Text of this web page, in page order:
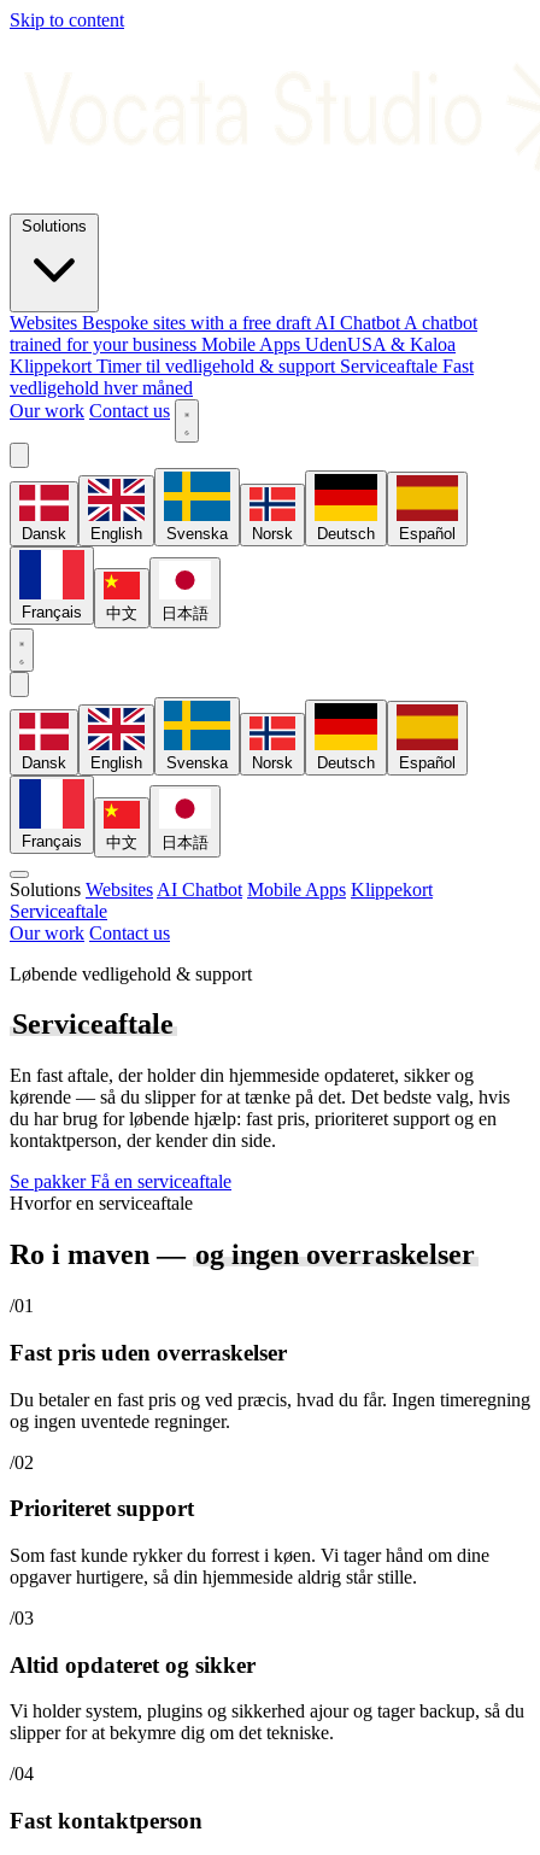
Skip to content
Solutions
Websites Bespoke sites with a free draft AI Chatbot A chatbot
trained for your business Mobile Apps UdenUSA & Kaloa
Klippekort Timer til vedligehold & support Serviceaftale Fast
vedligehold hver måned
Our work Contact us
Dansk English Svenska Norsk Deutsch Español
Français 中文 日本語
Dansk English Svenska Norsk Deutsch Español
Français 中文 日本語
Solutions Websites AI Chatbot Mobile Apps Klippekort
Serviceaftale
Our work Contact us
Løbende vedligehold & support
Serviceaftale
En fast aftale, der holder din hjemmeside opdateret, sikker og
kørende — så du slipper for at tænke på det. Det bedste valg, hvis
du har brug for løbende hjælp: fast pris, prioriteret support og en
kontaktperson, der kender din side.
Se pakkerFå en serviceaftale
Hvorfor en serviceaftale
Ro i maven — og ingen overraskelser
/01
Fast pris uden overraskelser
Du betaler en fast pris og ved præcis, hvad du får. Ingen timeregning
og ingen uventede regninger.
/02
Prioriteret support
Som fast kunde rykker du forrest i køen. Vi tager hånd om dine
opgaver hurtigere, så din hjemmeside aldrig står stille.
/03
Altid opdateret og sikker
Vi holder system, plugins og sikkerhed ajour og tager backup, så du
slipper for at bekymre dig om det tekniske.
/04
Fast kontaktperson